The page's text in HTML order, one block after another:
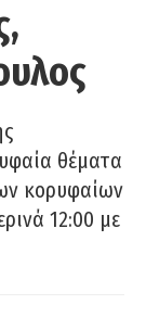
θέματα
κορυφαίων
12:00 με